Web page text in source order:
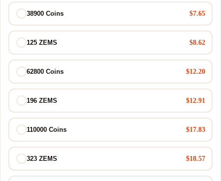
38900 Coins $7.65
125 ZEMS $8.62
62800 Coins $12.20
196 ZEMS $12.91
110000 Coins $17.83
323 ZEMS $18.57